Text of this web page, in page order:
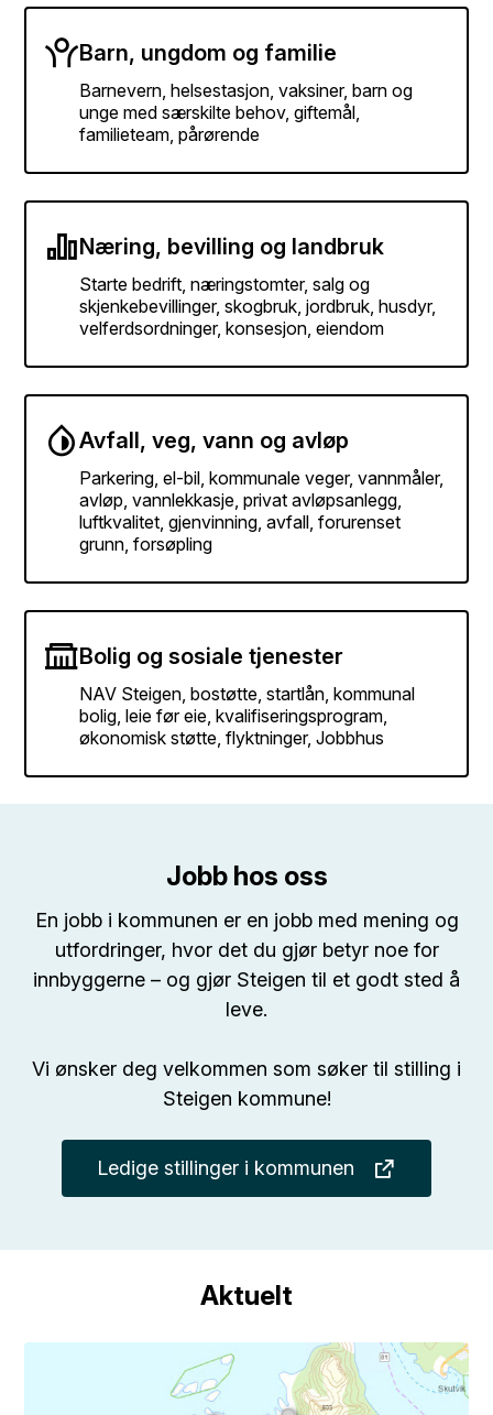
Barn, ungdom og familie
Barnevern, helsestasjon, vaksiner, barn og
unge med særskilte behov, giftemål,
familieteam, pårørende
Næring, bevilling og landbruk
Starte bedrift, næringstomter, salg og
skjenkebevillinger, skogbruk, jordbruk, husdyr,
velferdsordninger, konsesjon, eiendom
Avfall, veg, vann og avløp
Parkering, el-bil, kommunale veger, vannmåler,
avløp, vannlekkasje, privat avløpsanlegg,
luftkvalitet, gjenvinning, avfall, forurenset
grunn, forsøpling
Bolig og sosiale tjenester
NAV Steigen, bostøtte, startlån, kommunal
bolig, leie før eie, kvalifiseringsprogram,
økonomisk støtte, flyktninger, Jobbhus
Jobb hos oss
En jobb i kommunen er en jobb med mening og
utfordringer, hvor det du gjør betyr noe for
innbyggerne – og gjør Steigen til et godt sted å
leve.
Vi ønsker deg velkommen som søker til stilling i
Steigen kommune!
Ledige stillinger i kommunen
Aktuelt